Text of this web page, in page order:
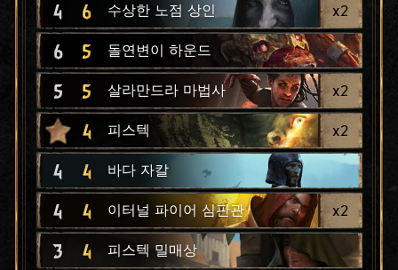
4 6 수상한 노점 상인 x2
6 5 돌연변이 하운드
5 5 살라만드라 마법사 x2
4 피스텍 x2
4 4 바다 자칼
4 4 이터널 파이어 심판관 x2
3 4 피스텍 밀매상